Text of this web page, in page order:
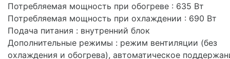
Потребляемая мощность при обогреве : 635 Вт
Потребляемая мощность при охлаждении : 690 Вт
Подача питания : внутренний блок
Дополнительные режимы : режим вентиляции (без
охлаждения и обогрева), автоматическое